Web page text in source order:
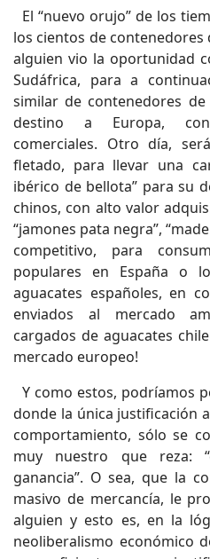
El “nuevo orujo” de los
los cientos de contenedores
alguien vio la oportunidad
Sudáfrica, para a
similar de contenedores
destino a Europa, con
comerciales. Otro día,
fletado, para llevar una
ibérico de bellota” para su
chinos, con alto valor
“jamones pata negra”,
competitivo, para
populares en España o
aguacates españoles, en
enviados al mercado
cargados de aguacates
mercado europeo!
Y como estos, podríamos
donde la única justificación
comportamiento, sólo se
muy nuestro que reza:
ganancia”. O sea, que la
masivo de mercancía, le
alguien y esto es, en la
neoliberalismo económico